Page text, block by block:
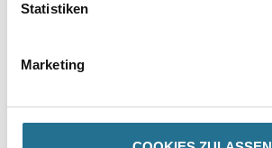
Statistiken
Marketing
PRODUKTEIGENSCHAFTEN